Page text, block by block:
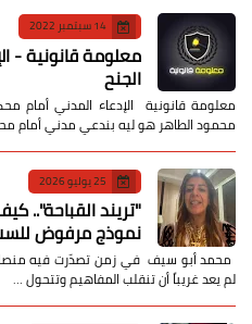
14 سبتمبر 2022
معلومة قانونية -
الجنح
معلومة قانونية الإدعاء المدني أمام
محمود الطاهر هو ليه بندعي مدني أمام
25 يوليو 2026
​"تريند القباحة"..
نموذج مرفوض
محمد أبو سيف ​في زمن تصدّرت فيه
لم يعد غريباً أن تنقلب المفاهيم وتتحول …